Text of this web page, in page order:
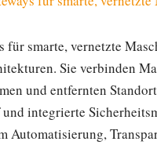
für smarte, vernetzte
Sie verbinden
und entfernten
integrierte
Automatisierung,